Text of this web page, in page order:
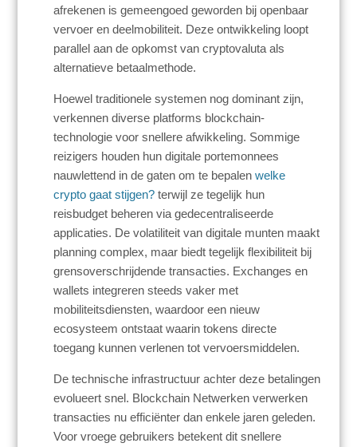
afrekenen is gemeengoed geworden bij openbaar
vervoer en deelmobiliteit. Deze ontwikkeling loopt
parallel aan de opkomst van cryptovaluta als
alternatieve betaalmethode.
Hoewel traditionele systemen nog dominant zijn,
verkennen diverse platforms blockchain-
technologie voor snellere afwikkeling. Sommige
reizigers houden hun digitale portemonnees
nauwlettend in de gaten om te bepalenwelke
crypto gaat stijgen? terwijl ze tegelijk hun
reisbudget beheren via gedecentraliseerde
applicaties. De volatiliteit van digitale munten maakt
planning complex, maar biedt tegelijk flexibiliteit bij
grensoverschrijdende transacties. Exchanges en
wallets integreren steeds vaker met
mobiliteitsdiensten, waardoor een nieuw
ecosysteem ontstaat waarin tokens directe
toegang kunnen verlenen tot vervoersmiddelen.
De technische infrastructuur achter deze betalingen
evolueert snel. Blockchain Netwerken verwerken
transacties nu efficiënter dan enkele jaren geleden.
Voor vroege gebruikers betekent dit snellere